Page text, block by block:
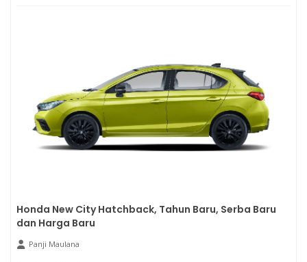
Honda New City Hatchback, Tahun Baru, Serba Baru
dan Harga Baru
Panji Maulana